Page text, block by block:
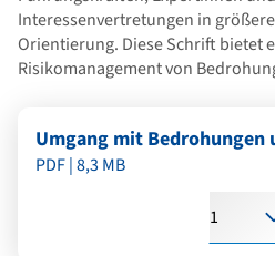
Interessenvertretungen in
Orientierung. Diese Schrift bietet
Risikomanagement von
Umgang mit Bedrohungen
PDF | 8,3 MB